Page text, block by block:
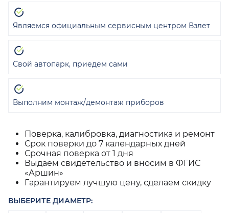
Поверка, калибровка, диагностика и ремонт
Срок поверки до 7 календарных дней
Срочная поверка от 1 дня
Выдаем свидетельство и вносим в ФГИС
«Аршин»
Гарантируем лучшую цену, сделаем скидку
ВЫБЕРИТЕ ДИАМЕТР:
Являемся официальным сервисным центром Взлет
Свой автопарк, приедем сами
Выполним монтаж/демонтаж приборов